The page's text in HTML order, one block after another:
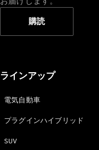
4-Door-
Coupé
スト
ショールー
ム
Cabriolet/Roadster
購読
ラインアップ
電気自動車
プラグインハイブリッド
SUV